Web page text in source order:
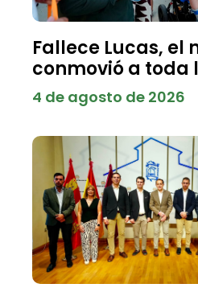
Fallece Lucas, el
conmovió a toda
4 de agosto de 2026